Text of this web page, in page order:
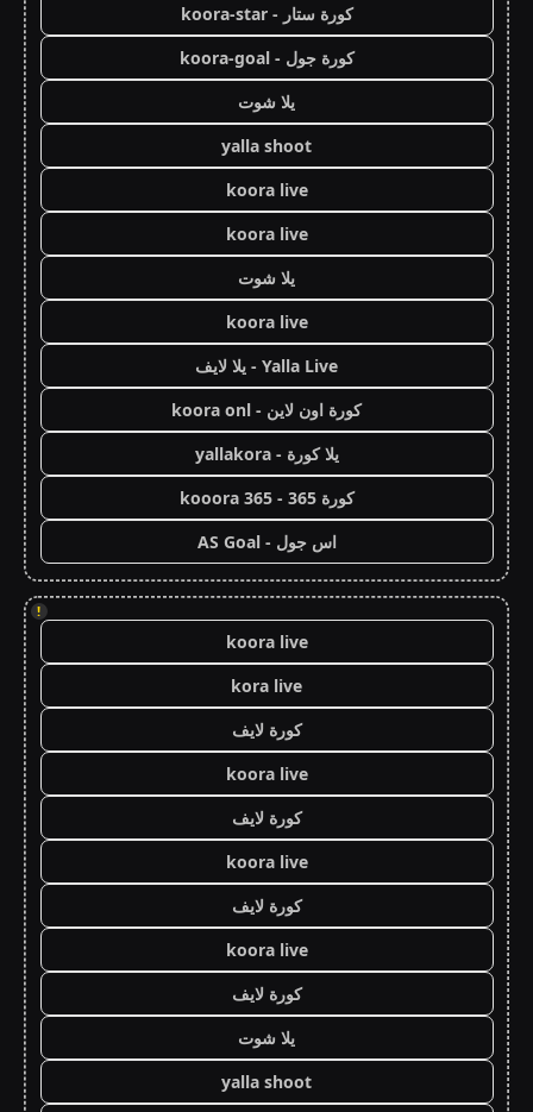
كورة ستار - koora-star
كورة جول - koora-goal
يلا شوت
yalla shoot
koora live
koora live
يلا شوت
koora live
Yalla Live - يلا لايف
كورة اون لاين - koora onl
يلا كورة - yallakora
كورة 365 - kooora 365
اس جول - AS Goal
!
koora live
kora live
كورة لايف
koora live
كورة لايف
koora live
كورة لايف
koora live
كورة لايف
يلا شوت
yalla shoot